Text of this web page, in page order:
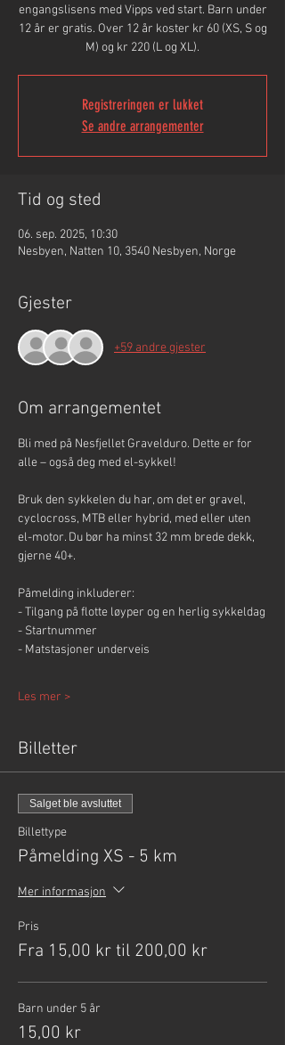
engangslisens med Vipps ved start. Barn under
12 år er gratis. Over 12 år koster kr 60 (XS, S og
M) og kr 220 (L og XL).
Registreringen er lukket
Se andre arrangementer
Tid og sted
06. sep. 2025, 10:30
Nesbyen, Natten 10, 3540 Nesbyen, Norge
Gjester
+59 andre gjester
Om arrangementet
Bli med på Nesfjellet Gravelduro. Dette er for
alle – også deg med el-sykkel!
Bruk den sykkelen du har, om det er gravel,
cyclocross, MTB eller hybrid, med eller uten
el-motor. Du bør ha minst 32 mm brede dekk,
gjerne 40+.
Påmelding inkluderer:
- Tilgang på flotte løyper og en herlig sykkeldag
- Startnummer
- Matstasjoner underveis
Les mer >
Billetter
Salget ble avsluttet
Billettype
Påmelding XS - 5 km
Mer informasjon
Pris
Fra 15,00 kr til 200,00 kr
Barn under 5 år
15,00 kr